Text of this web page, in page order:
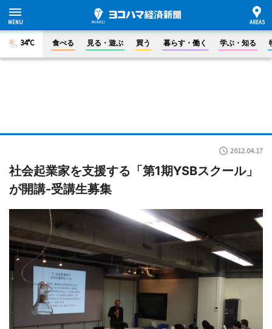
34°C 食べる 見る・遊ぶ 買う 暮らす・働く 学ぶ・知る
2012.04.17
社会起業家を支援する「第1期YSBスクール」
が開講-受講生募集